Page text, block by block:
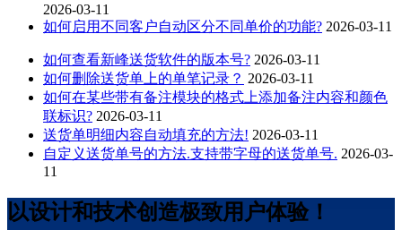
2026-03-11
如何启用不同客户自动区分不同单价的功能? 2026-03-11
如何查看新峰送货软件的版本号? 2026-03-11
如何删除送货单上的单笔记录？ 2026-03-11
如何在某些带有备注模块的格式上添加备注内容和颜色
联标识? 2026-03-11
送货单明细内容自动填充的方法! 2026-03-11
自定义送货单号的方法.支持带字母的送货单号. 2026-03-
11
以设计和技术创造极致用户体验！